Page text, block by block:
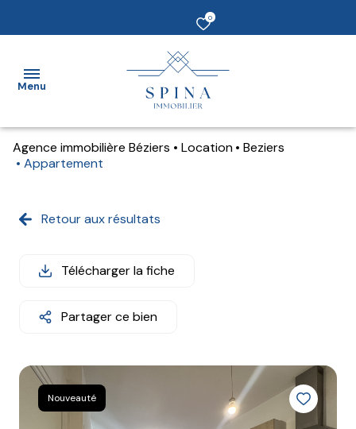
0
Menu
Accueil
Louer
un bien
Mieux
nous
connaître
Agence immobilière Béziers Location
Beziers
Appartement
Retour aux résultats
Télécharger la fiche
Partager ce bien
Nouveauté